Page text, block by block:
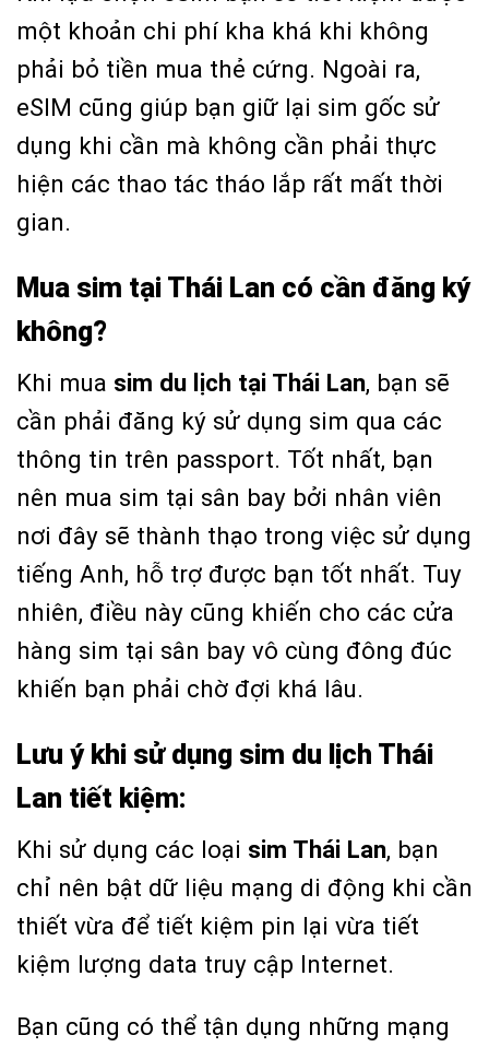
một khoản chi phí kha khá khi không
phải bỏ tiền mua thẻ cứng. Ngoài ra,
eSIM cũng giúp bạn giữ lại sim gốc sử
dụng khi cần mà không cần phải thực
hiện các thao tác tháo lắp rất mất thời
gian.
Mua sim tại Thái Lan có cần đăng ký
không?
Khi mua sim du lịch tại Thái Lan, bạn sẽ
cần phải đăng ký sử dụng sim qua các
thông tin trên passport. Tốt nhất, bạn
nên mua sim tại sân bay bởi nhân viên
nơi đây sẽ thành thạo trong việc sử dụng
tiếng Anh, hỗ trợ được bạn tốt nhất. Tuy
nhiên, điều này cũng khiến cho các cửa
hàng sim tại sân bay vô cùng đông đúc
khiến bạn phải chờ đợi khá lâu.
Lưu ý khi sử dụng sim du lịch Thái
Lan tiết kiệm:
Khi sử dụng các loại sim Thái Lan, bạn
chỉ nên bật dữ liệu mạng di động khi cần
thiết vừa để tiết kiệm pin lại vừa tiết
kiệm lượng data truy cập Internet.
Bạn cũng có thể tận dụng những mạng